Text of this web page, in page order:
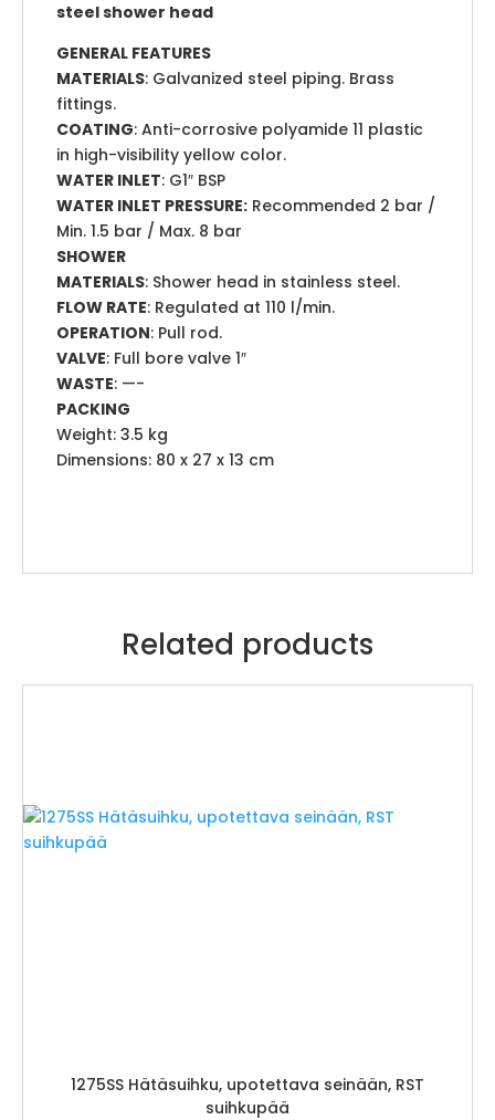
steel shower head
GENERAL FEATURES
MATERIALS: Galvanized steel piping. Brass
fittings.
COATING: Anti-corrosive polyamide 11 plastic
in high-visibility yellow color.
WATER INLET: G1″ BSP
WATER INLET PRESSURE: Recommended 2 bar /
Min. 1.5 bar / Max. 8 bar
SHOWER
MATERIALS: Shower head in stainless steel.
FLOW RATE: Regulated at 110 l/min.
OPERATION: Pull rod.
VALVE: Full bore valve 1″
WASTE: —-
PACKING
Weight: 3.5 kg
Dimensions: 80 x 27 x 13 cm
Related products
1275SS Hätäsuihku, upotettava seinään, RST
suihkupää